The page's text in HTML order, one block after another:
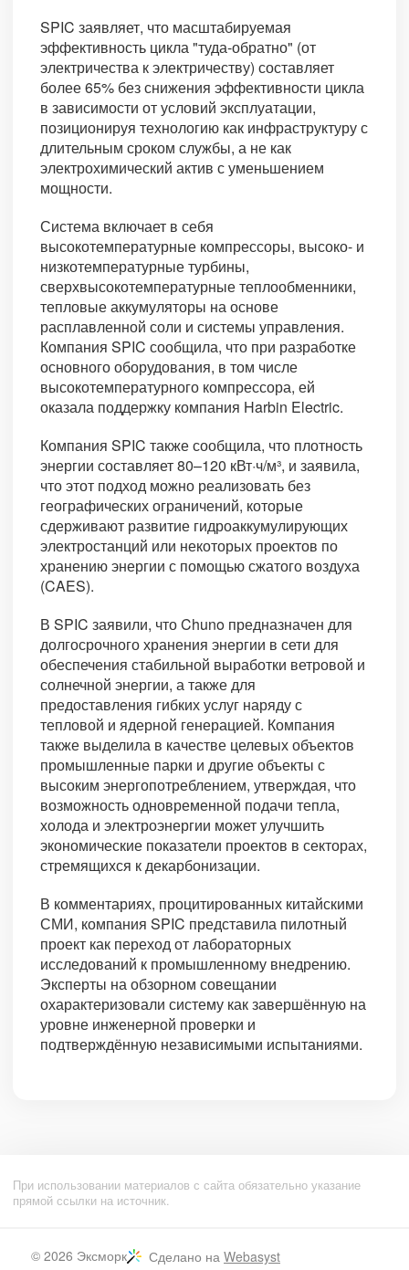
SPIC заявляет, что масштабируемая
эффективность цикла "туда-обратно" (от
электричества к электричеству) составляет
более 65% без снижения эффективности цикла
в зависимости от условий эксплуатации,
позиционируя технологию как инфраструктуру с
длительным сроком службы, а не как
электрохимический актив с уменьшением
мощности.
Система включает в себя
высокотемпературные компрессоры, высоко- и
низкотемпературные турбины,
сверхвысокотемпературные теплообменники,
тепловые аккумуляторы на основе
расплавленной соли и системы управления.
Компания SPIC сообщила, что при разработке
основного оборудования, в том числе
высокотемпературного компрессора, ей
оказала поддержку компания Harbin Electric.
Компания SPIC также сообщила, что плотность
энергии составляет 80–120 кВт·ч/м³, и заявила,
что этот подход можно реализовать без
географических ограничений, которые
сдерживают развитие гидроаккумулирующих
электростанций или некоторых проектов по
хранению энергии с помощью сжатого воздуха
(CAES).
В SPIC заявили, что Chuno предназначен для
долгосрочного хранения энергии в сети для
обеспечения стабильной выработки ветровой и
солнечной энергии, а также для
предоставления гибких услуг наряду с
тепловой и ядерной генерацией. Компания
также выделила в качестве целевых объектов
промышленные парки и другие объекты с
высоким энергопотреблением, утверждая, что
возможность одновременной подачи тепла,
холода и электроэнергии может улучшить
экономические показатели проектов в секторах,
стремящихся к декарбонизации.
В комментариях, процитированных китайскими
СМИ, компания SPIC представила пилотный
проект как переход от лабораторных
исследований к промышленному внедрению.
Эксперты на обзорном совещании
охарактеризовали систему как завершённую на
уровне инженерной проверки и
подтверждённую независимыми испытаниями.
При использовании материалов с сайта обязательно указание
прямой ссылки на источник.
© 2026 Эксморк Сделано на Webasyst